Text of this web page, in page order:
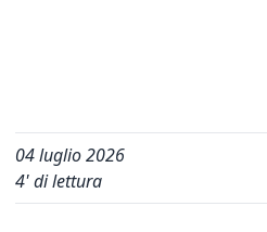
04 luglio 2026
4' di lettura